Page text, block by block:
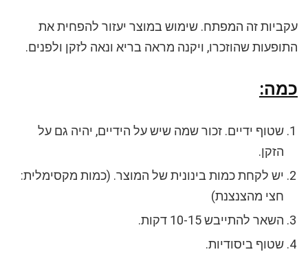
עקביות זה המפתח. שימוש במוצר יעזור להפחית את
התופעות שהוזכרו, ויקנה מראה בריא ונאה לזקן ולפנים.
כמה:
שטוף ידיים. זכור שמה שיש על הידיים, יהיה גם על
הזקן.
יש לקחת כמות בינונית של המוצר. (כמות מקסימלית:
חצי מהצנצנת)
השאר להתייבש 10-15 דקות.
שטוף ביסודיות.